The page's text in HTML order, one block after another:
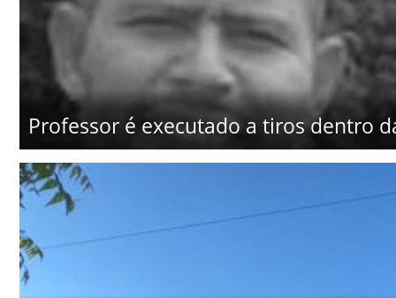
Professor é executado a tiros dentro